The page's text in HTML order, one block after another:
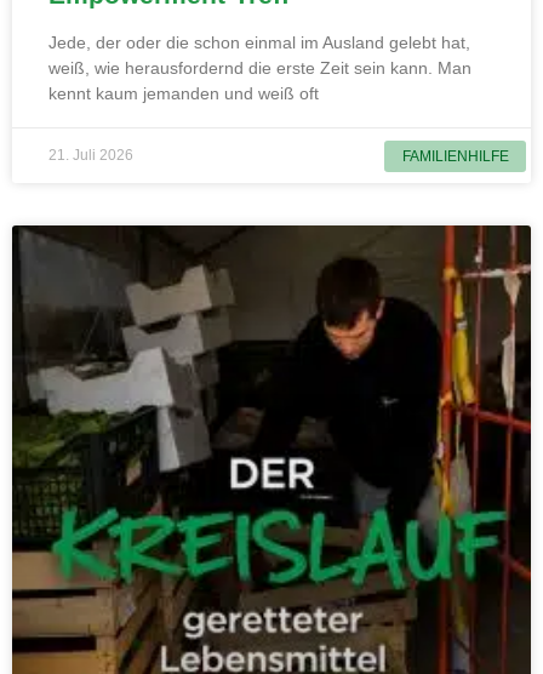
FAMILIENHILFE
Jede, der oder die schon einmal im Ausland gelebt hat,
weiß, wie herausfordernd die erste Zeit sein kann. Man
kennt kaum jemanden und weiß oft
21. Juli 2026